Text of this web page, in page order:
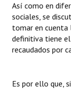
Así como en
sociales, se
tomar en cuenta
definitiva tiene
recaudados por
Es por ello que,